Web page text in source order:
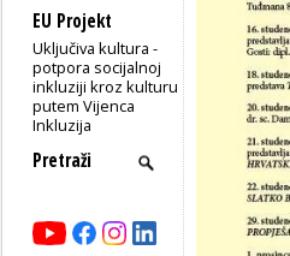
EU Projekt
Uključiva kultura -
potpora socijalnoj
inkluziji kroz kulturu
putem Vijenca
Inkluzija